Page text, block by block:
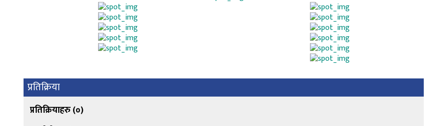
प्रतिक्रिया
प्रतिक्रियाहरु (०)